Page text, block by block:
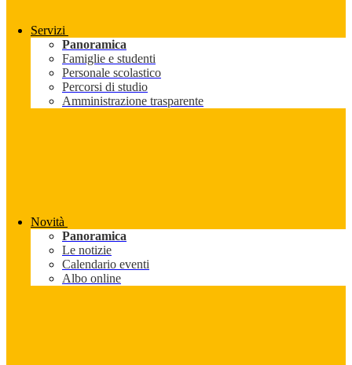
Servizi
Panoramica
Famiglie e studenti
Personale scolastico
Percorsi di studio
Amministrazione trasparente
Novità
Panoramica
Le notizie
Calendario eventi
Albo online